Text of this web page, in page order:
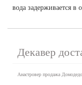
вода задерживается в
Декавер
Анастровер продажа